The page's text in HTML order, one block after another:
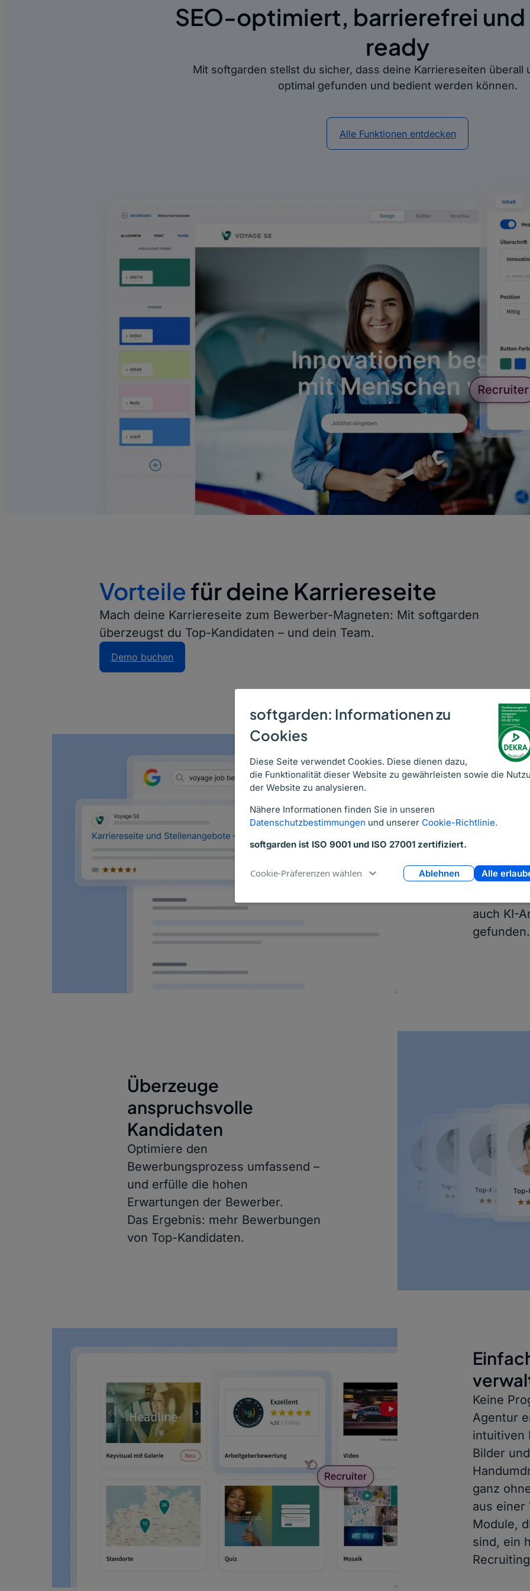
softgarden: Informationen zu
Cookies
Diese Seite verwendet Cookies. Diese dienen dazu,
die Funktionalität dieser Website zu gewährleisten sowie die
der Website zu analysieren.
Nähere Informationen finden Sie in unseren
Datenschutzbestimmungen und unserer Cookie-Richtlinie.
softgarden ist ISO 9001 und ISO 27001 zertifiziert.
Cookie-Präferenzen wählen Ablehnen Alle
SEO-optimiert, barrierefrei
ready
Mit softgarden stellst du sicher, dass deine Karriereseiten überall
optimal gefunden und bedient werden können.
Alle Funktionen entdecken
Vorteile für deine Karriereseite
Mach deine Karriereseite zum Bewerber-Magneten: Mit softgarden
überzeugst du Top-Kandidaten – und dein Team.
Demo buchen
auch KI-
gefunden.
Überzeuge
anspruchsvolle
Kandidaten
Optimiere den
Bewerbungsprozess umfassend –
und erfülle die hohen
Erwartungen der Bewerber.
Das Ergebnis: mehr Bewerbungen
von Top-Kandidaten.
Keine
Agentur
intuitiven
Bilder
ganz
aus einer
Module,
sind, ein